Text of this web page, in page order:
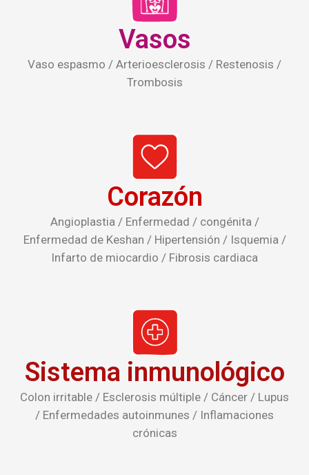
Vaso espasmo / Arterioesclerosis / Restenosis /
Trombosis
Corazón
Angioplastia / Enfermedad / congénita /
Enfermedad de Keshan / Hipertensión / Isquemia /
Infarto de miocardio / Fibrosis cardiaca
Sistema inmunológico
Colon irritable / Esclerosis múltiple / Cáncer / Lupus
/ Enfermedades autoinmunes / Inflamaciones
crónicas